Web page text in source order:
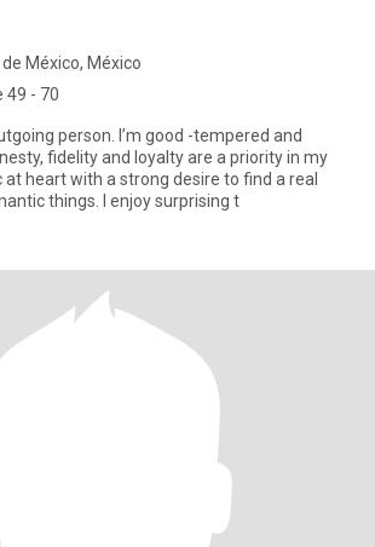
México, México
49 - 70
person. I’m good -tempered and
at heart with a strong desire to find a real
romantic things. I enjoy surprising t